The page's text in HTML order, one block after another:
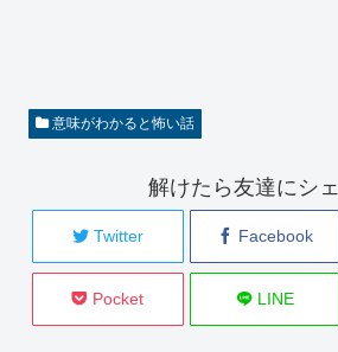
意味がわかると怖い話
解けたら友達にシェ
Twitter Facebook
Pocket LINE